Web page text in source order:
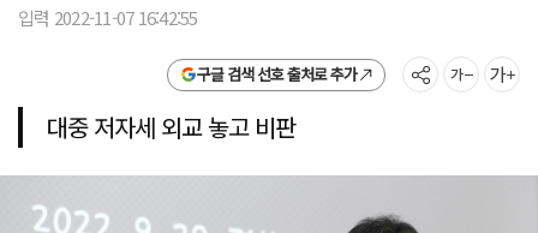
입력 2022-11-07 16:42:55
구글 검색 선호 출처로 추가
대중 저자세 외교 놓고 비판